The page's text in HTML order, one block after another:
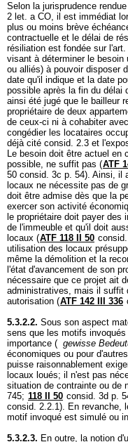
Selon la jurisprudence
2 let. a CO, il est immédiat
plus ou moins brève
contractuelle et le délai de
résiliation est fondée sur l'art.
visant à déterminer le besoin
ou alliés) à pouvoir disposer
date qu'il indique et la date
possible après la fin du délai
ainsi été jugé que le bailleur
propriétaire de deux
de ceux-ci ni à cohabiter
congédier les locataires
déjà cité consid. 2.3 et
Le besoin doit être actuel en
possible, ne suffit pas (ATF
50 consid. 3c p. 54). Ainsi, il
locaux ne nécessite pas de
doit être admise dès que la
exercer son activité
le propriétaire doit payer des
de l'immeuble et qu'il doit
locaux (ATF 118 II 50
utilisation des locaux
même la démolition et la
l'état d'avancement de son
nécessaire que ce projet ait
administratives, mais il suffit
autorisation (ATF 142 III 336
5.3.2.2. Sous son aspect
sens que les motifs
importance ( gewisse
économiques ou pour
puisse raisonnablement
locaux loués; il n'est pas
situation de contrainte ou de
745; 118 II 50 consid. 3d p.
consid. 2.2.1). En revanche,
motif invoqué est simulé ou
5.3.2.3. En outre, la notion